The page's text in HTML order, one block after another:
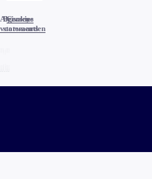
Algemene
voorwaarden
Privacy
statements
Cookies